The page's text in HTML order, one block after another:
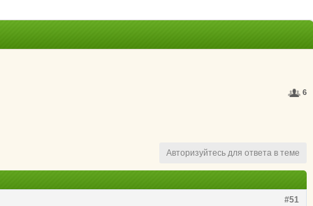
6
Авторизуйтесь для ответа в теме
#51